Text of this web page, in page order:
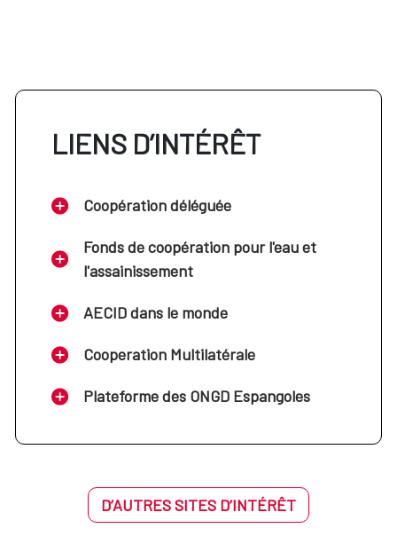
LIENS D’INTÉRÊT
Coopération déléguée
Fonds de coopération pour l'eau et
l'assainissement
AECID dans le monde
Cooperation Multilatérale
Plateforme des ONGD Espangoles
D’AUTRES SITES D’INTÉRÊT